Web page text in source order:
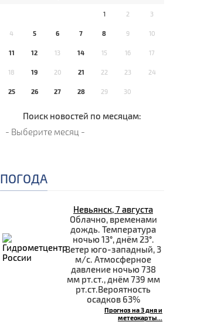
1 2 3
4 5 6 7 8 9 10
11 12 13 14 15 16 17
18 19 20 21 22 23 24
25 26 27 28 29 30
Поиск новостей по месяцам:
ПОГОДА
Невьянск, 7 августа
Облачно, временами
дождь. Температура
ночью 13°, днём 23°.
Ветер юго-западный, 3
м/с. Атмосферное
давление ночью 738
мм рт.ст., днём 739 мм
рт.ст.Вероятность
осадков 63%
Прогноз на 3 дня и
метеокарты...